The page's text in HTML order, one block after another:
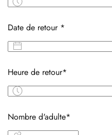
Date de retour *
Heure de retour*
Nombre d'adulte*